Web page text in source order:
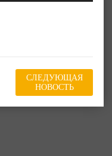
СЛЕДУЮЩАЯ
НОВОСТЬ